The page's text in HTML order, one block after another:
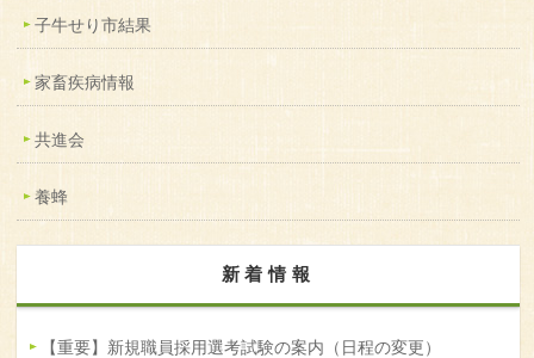
子牛せり市結果
家畜疾病情報
共進会
養蜂
新着情報
【重要】新規職員採用選考試験の案内（日程の変更）